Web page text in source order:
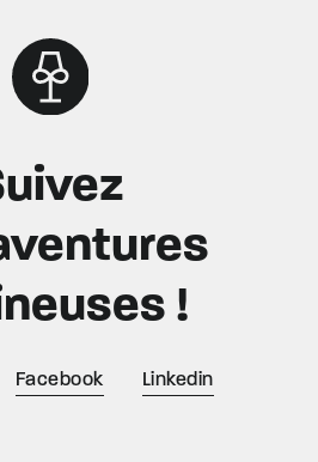
!
Facebook Linkedin